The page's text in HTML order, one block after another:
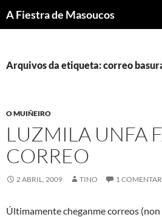
aoA Fiestra de Masoucos
Arquivos da etiqueta: correo
O MUIÑEIRO
LUZMILA UNFA
CORREO
2 ABRIL, 2009 TINO 1
Últimamente cheganme correos (non